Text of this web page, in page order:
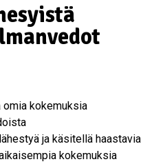
kokemuksia
ja käsitellä haastavia
kokemuksia